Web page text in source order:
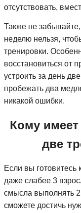
отсутствовать,
Также не
неделю нельзя,
тренировки.
восстановиться от
устроить за день
пробежать два
никакой ошибки.
Кому
две
Если вы готовитесь
даже слабее 3
смысла выполнять
сможете достичь